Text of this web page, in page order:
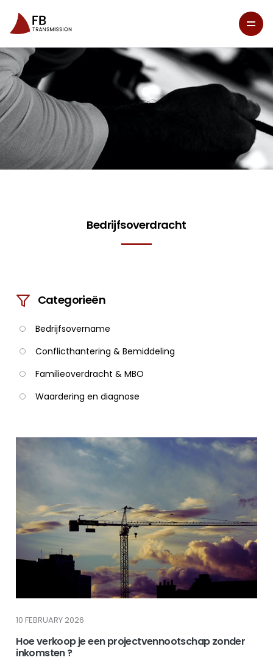
Bedrijfsoverdracht
Categorieën
Bedrijfsovername
Conflicthantering & Bemiddeling
Familieoverdracht & MBO
Waardering en diagnose
10 FEBRUARY 2026
Hoe verkoop je een projectvennootschap zonder
inkomsten ?